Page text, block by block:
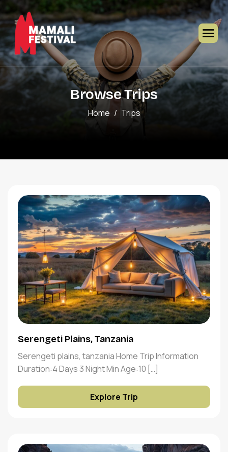
Browse Trips
Home Trips
Serengeti Plains, Tanzania
Serengeti plains, tanzania Home Trip Information
Duration:4 Days 3 Night Min Age:10 […]
Explore Trip